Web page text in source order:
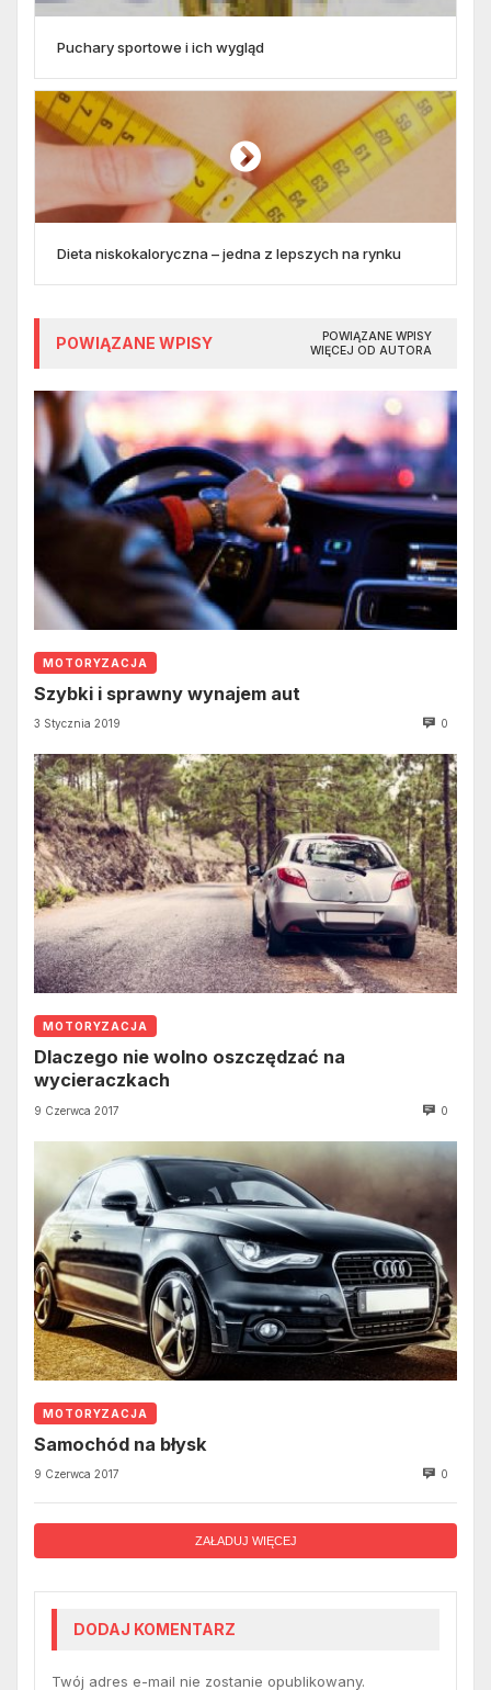
Puchary sportowe i ich wygląd
Dieta niskokaloryczna – jedna z lepszych na rynku
POWIĄZANE WPISY
POWIĄZANE WPISY
WIĘCEJ OD AUTORA
MOTORYZACJA
Szybki i sprawny wynajem aut
3 Stycznia 2019 0
MOTORYZACJA
Dlaczego nie wolno oszczędzać na
wycieraczkach
9 Czerwca 2017 0
MOTORYZACJA
Samochód na błysk
9 Czerwca 2017 0
ZAŁADUJ WIĘCEJ
DODAJ KOMENTARZ
Twój adres e-mail nie zostanie opublikowany.